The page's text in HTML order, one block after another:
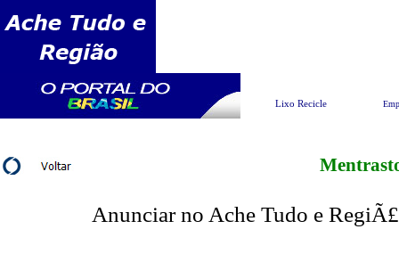
Lixo Recicle
Anunciar no Ache Tudo e